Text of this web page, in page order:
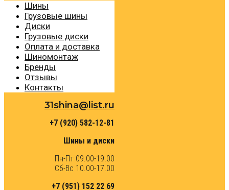
Шины
Грузовые шины
Диски
Грузовые диски
Оплата и доставка
Шиномонтаж
Бренды
Отзывы
Контакты
31shina@list.ru
+7 (920) 582-12-81
Шины и диски
Пн-Пт 09.00-19.00
Сб-Вс 10.00-17.00
+7 (951) 152 22 69